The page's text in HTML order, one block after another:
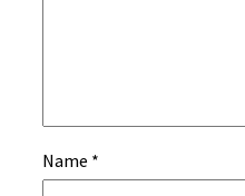
Name *